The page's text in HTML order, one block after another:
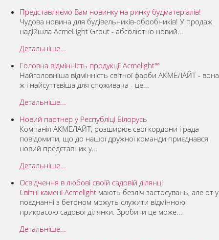
Представляємо Вам новинку на ринку будматеріалів!
Чудова новина для будівельників-обробників! У продаж
надійшла AcmeLight Grout - абсолютно новий...
Детальніше...
Головна відмінність продукції Acmelight™
Найголовніша відмінність світної фарби АКМЕЛАЙТ - вона
ж і найсуттєвіша для споживача - це...
Детальніше...
Новий партнер у Республіці Білорусь
Компанія АКМЕЛАЙТ, розширює свої кордони і рада
повідомити, що до нашої дружної команди приєднався
новий представник у...
Детальніше...
Освідчення в любові своїй садовій ділянці
Світні камені Acmelight мають безліч застосувань, але от у
поєднанні з бетоном можуть служити відмінною
прикрасою садової ділянки. Зробити це може...
Детальніше...